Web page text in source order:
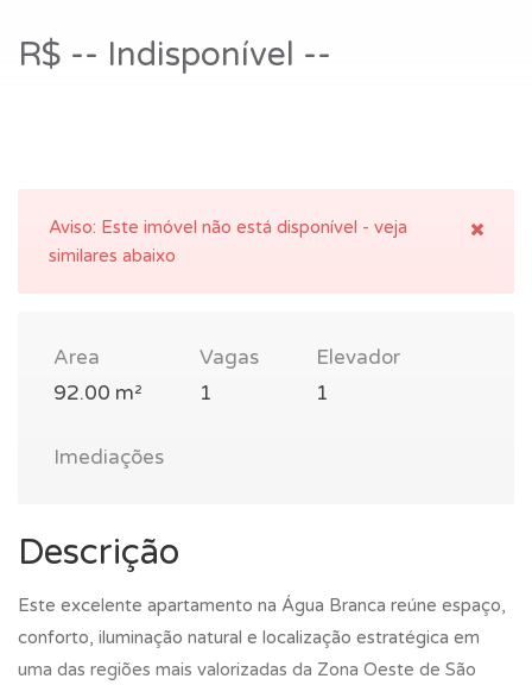
R$ -- Indisponível --
Aviso: Este imóvel não está disponível - veja
similares abaixo
Area
92.00 m²
Vagas
1
Elevador
1
Imediações
Descrição
Este excelente apartamento na Água Branca reúne espaço,
conforto, iluminação natural e localização estratégica em
uma das regiões mais valorizadas da Zona Oeste de São